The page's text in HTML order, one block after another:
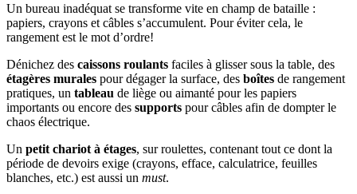
Un bureau inadéquat se transforme vite en champ de bataille :
papiers, crayons et câbles s’accumulent. Pour éviter cela, le
rangement est le mot d’ordre!
Dénichez des caissons roulants faciles à glisser sous la table, des
étagères murales pour dégager la surface, des boîtes de rangement
pratiques, un tableau de liège ou aimanté pour les papiers
importants ou encore des supports pour câbles afin de dompter le
chaos électrique.
Un petit chariot à étages, sur roulettes, contenant tout ce dont la
période de devoirs exige (crayons, efface, calculatrice, feuilles
blanches, etc.) est aussi un must.